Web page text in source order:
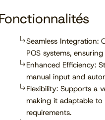
Seamless Integration:
POS systems,
Enhanced Efficiency:
manual input and
Flexibility: Supports a
making it adaptable
requirements.